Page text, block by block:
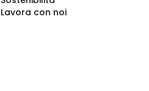
Lavora con noi